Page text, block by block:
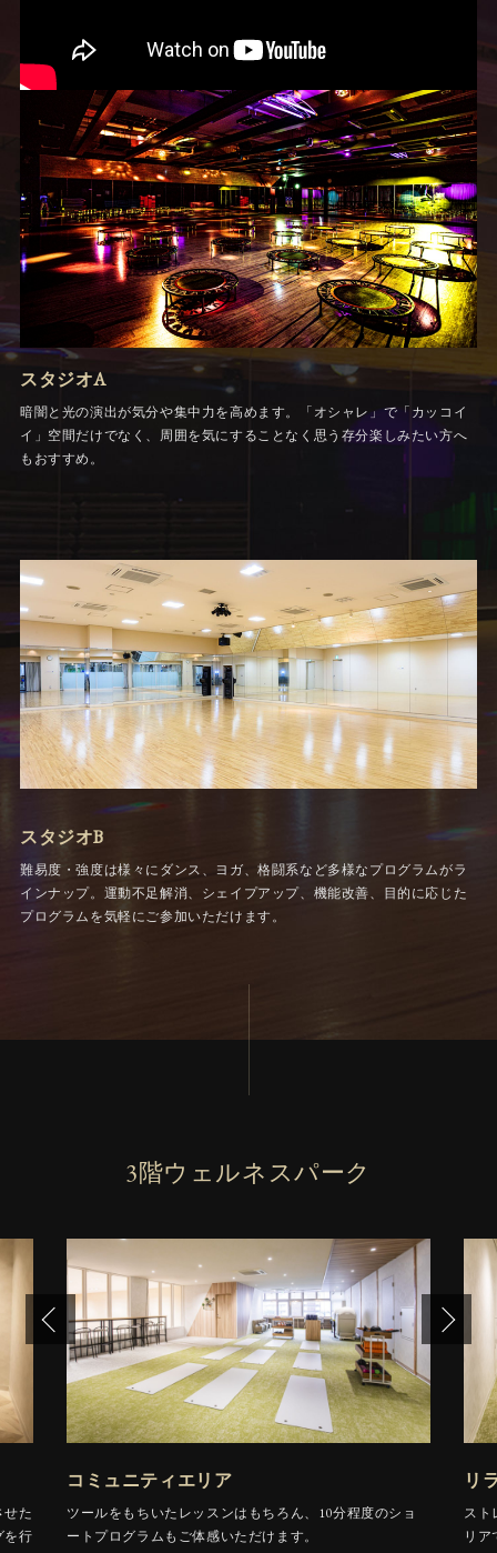
スタジオA
暗闇と光の演出が気分や集中力を高めます。「オシャレ」で「カッコイ
イ」空間だけでなく、周囲を気にすることなく思う存分楽しみたい方へ
もおすすめ。
スタジオB
難易度・強度は様々にダンス、ヨガ、格闘系など多様なプログラムがラ
インナップ。運動不足解消、シェイプアップ、機能改善、目的に応じた
プログラムを気軽にご参加いただけます。
3階ウェルネスパーク
せた
を行
コミュニティエリア
ツールをもちいたレッスンはもちろん、10分程度のショ
ートプログラムもご体感いただけます。
リ
スト
リア